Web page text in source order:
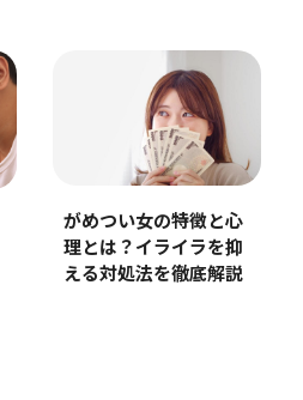
がめつい女の特徴と心
理とは？イライラを抑
える対処法を徹底解説